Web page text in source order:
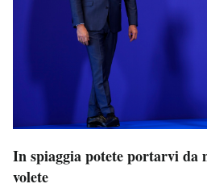
In spiaggia potete portarvi da
volete